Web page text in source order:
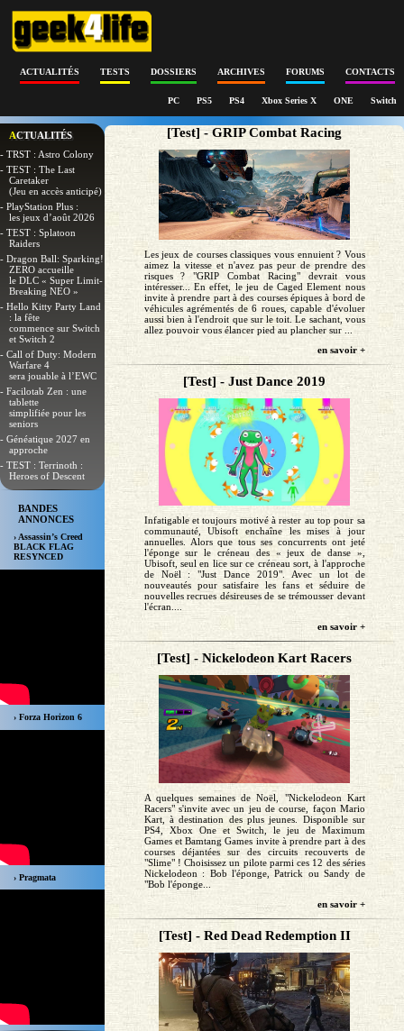
ACTUALITÉS TESTS DOSSIERS ARCHIVES FORUMS CONTACTS
PC PS5 PS4 Xbox Series X ONE Switch
ACTUALITÉS
- TRST : Astro Colony
- TEST : The Last
Caretaker
(Jeu en accès anticipé)
- PlayStation Plus :
les jeux d’août 2026
- TEST : Splatoon
Raiders
- Dragon Ball: Sparking!
ZERO accueille
le DLC « Super Limit-
Breaking NEO »
- Hello Kitty Party Land
: la fête
commence sur Switch
et Switch 2
- Call of Duty: Modern
Warfare 4
sera jouable à l’EWC
- Facilotab Zen : une
tablette
simplifiée pour les
seniors
- Généatique 2027 en
approche
- TEST : Terrinoth :
Heroes of Descent
BANDES
ANNONCES
› Assassin’s Creed
BLACK FLAG
RESYNCED
› Forza Horizon 6
› Pragmata
[Test] - GRIP Combat Racing
Les jeux de courses classiques vous ennuient ? Vous
aimez la vitesse et n'avez pas peur de prendre des
risques ? "GRIP Combat Racing" devrait vous
intéresser... En effet, le jeu de Caged Element nous
invite à prendre part à des courses épiques à bord de
véhicules agrémentés de 6 roues, capable d'évoluer
aussi bien à l'endroit que sur le toit. Le sachant, vous
allez pouvoir vous élancer pied au plancher sur ...
en savoir +
[Test] - Just Dance 2019
Infatigable et toujours motivé à rester au top pour sa
communauté, Ubisoft enchaîne les mises à jour
annuelles. Alors que tous ses concurrents ont jeté
l'éponge sur le créneau des « jeux de danse »,
Ubisoft, seul en lice sur ce créneau sort, à l'approche
de Noël : "Just Dance 2019". Avec un lot de
nouveautés pour satisfaire les fans et séduire de
nouvelles recrues désireuses de se trémousser devant
l'écran....
en savoir +
[Test] - Nickelodeon Kart Racers
A quelques semaines de Noël, "Nickelodeon Kart
Racers" s'invite avec un jeu de course, façon Mario
Kart, à destination des plus jeunes. Disponible sur
PS4, Xbox One et Switch, le jeu de Maximum
Games et Bamtang Games invite à prendre part à des
courses déjantées sur des circuits recouverts de
"Slime" ! Choisissez un pilote parmi ces 12 des séries
Nickelodeon : Bob l'éponge, Patrick ou Sandy de
"Bob l'éponge...
en savoir +
[Test] - Red Dead Redemption II